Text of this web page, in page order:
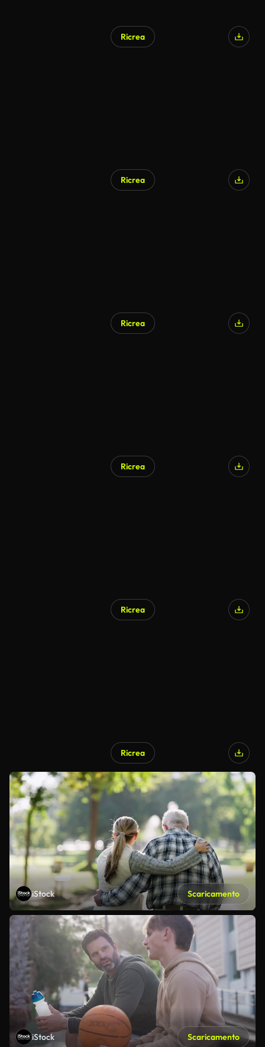
Ricrea
Ricrea
Ricrea
Ricrea
Ricrea
Ricrea
iStock Scaricamento
iStock Scaricamento